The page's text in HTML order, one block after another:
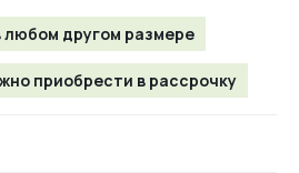
любом другом размере
приобрести в рассрочку